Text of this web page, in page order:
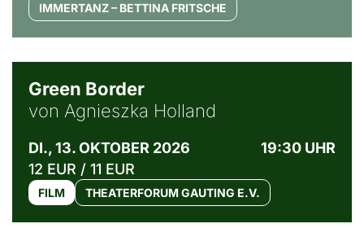
IMMERTANZ – BETTINA FRITSCHE
Green Border
von Agnieszka Holland
DI., 13. OKTOBER 2026
19:30 UHR
12 EUR / 11 EUR
FILM THEATERFORUM GAUTING E.V.